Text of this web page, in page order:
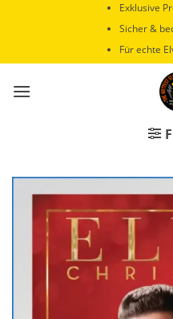
Exklusive
Sicher &
Für echte